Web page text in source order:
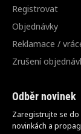
Registrovat
Objednávky
Reklamace /
Zrušení
Odběr novinek
Zaregistrujte se
novinkách a